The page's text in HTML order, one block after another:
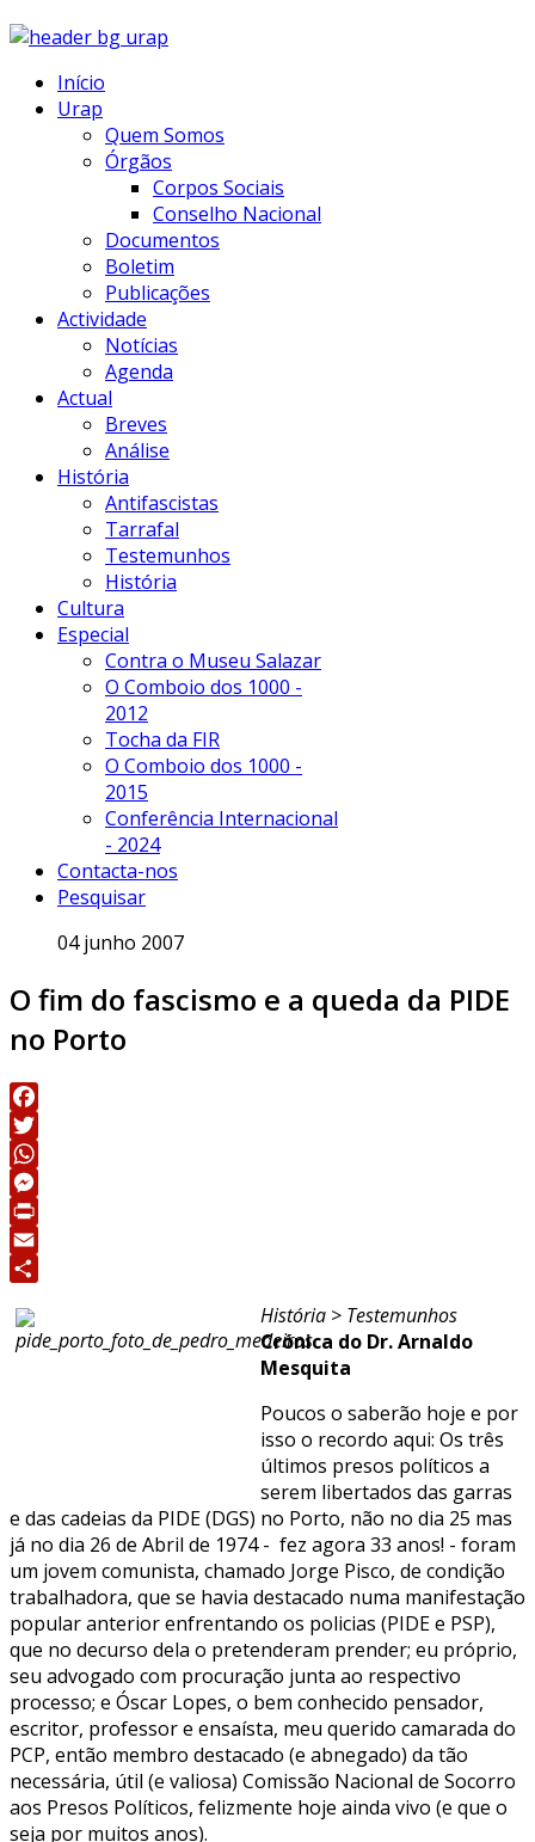
Início
Urap
Quem Somos
Órgãos
Corpos Sociais
Conselho Nacional
Documentos
Boletim
Publicações
Actividade
Notícias
Agenda
Actual
Breves
Análise
História
Antifascistas
Tarrafal
Testemunhos
História
Cultura
Especial
Contra o Museu Salazar
O Comboio dos 1000 -
2012
Tocha da FIR
O Comboio dos 1000 -
2015
Conferência Internacional
- 2024
Contacta-nos
Pesquisar
04 junho 2007
O fim do fascismo e a queda da PIDE
no Porto
Facebook
Twitter
WhatsApp
Messenger
Print
Email
História > Testemunhos
Crónica do Dr. Arnaldo
Mesquita
Poucos o saberão hoje e por
isso o recordo aqui: Os três
últimos presos políticos a
serem libertados das garras
e das cadeias da PIDE (DGS) no Porto, não no dia 25 mas
já no dia 26 de Abril de 1974 - fez agora 33 anos! - foram
um jovem comunista, chamado Jorge Pisco, de condição
trabalhadora, que se havia destacado numa manifestação
popular anterior enfrentando os policias (PIDE e PSP),
que no decurso dela o pretenderam prender; eu próprio,
seu advogado com procuração junta ao respectivo
processo; e Óscar Lopes, o bem conhecido pensador,
escritor, professor e ensaísta, meu querido camarada do
PCP, então membro destacado (e abnegado) da tão
necessária, útil (e valiosa) Comissão Nacional de Socorro
aos Presos Políticos, felizmente hoje ainda vivo (e que o
seja por muitos anos).